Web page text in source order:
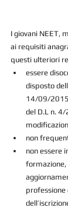
I giovani NEET,
ai requisiti
questi ulteriori
essere
disposto
14/09/
del D.L n.
non
non essere